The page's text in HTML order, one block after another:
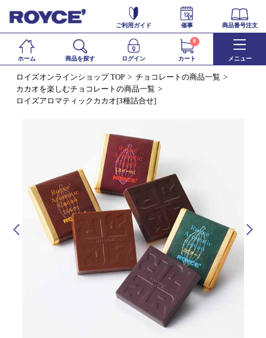
ご利用ガイド 催事 商品番号注文
ホーム 商品を探す ログイン カート
0
メニュー
ロイズオンラインショップ TOP
チョコレートの商品一覧
カカオを楽しむチョコレートの商品一覧
ロイズアロマティックカカオ[3種詰合せ]